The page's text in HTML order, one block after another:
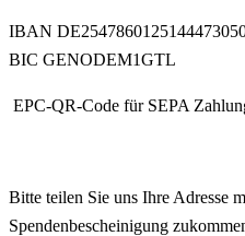
IBAN
BIC GENODEM1GTL
EPC-QR-Code für SEPA
Bitte teilen Sie uns Ihre Adresse
Spendenbescheinigung